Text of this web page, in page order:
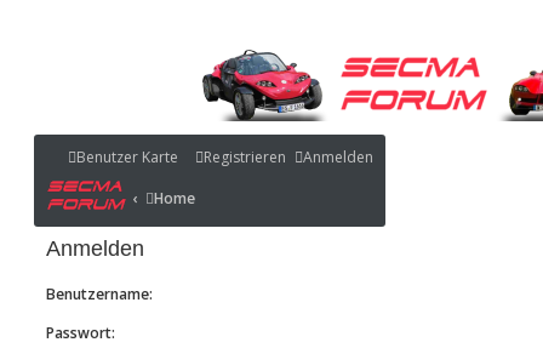
Benutzer Karte Anmelden
Registrieren
PortalHome
Benutzer Karte
Portal
Home
Anmelden
Benutzername:
Passwort: